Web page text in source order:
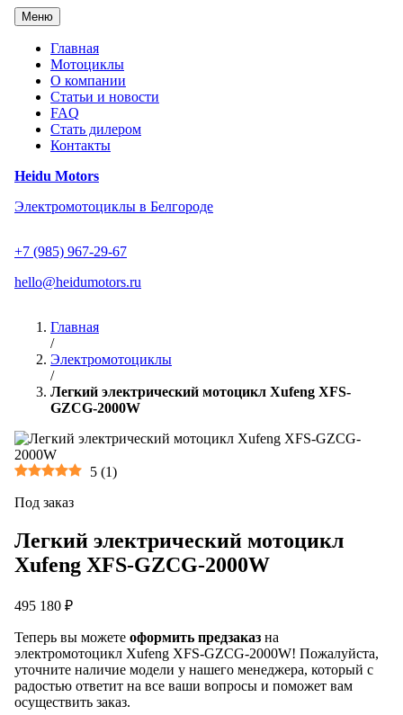
Перейти
содержанию
Heidu Motors
Электромотоциклы в Белгороде
+7 (985) 967-29-67
hello@heidumotors.ru
Меню
Главная
Мотоциклы
О компании
Статьи и новости
FAQ
Стать дилером
Контакты
Главная
/
Электромотоциклы
/
Легкий электрический мотоцикл Xufeng XFS-
GZCG-2000W
5 (1)
Под заказ
Легкий электрический мотоцикл
Xufeng XFS-GZCG-2000W
495 180 ₽
Теперь вы можете оформить предзаказ на
электромотоцикл Xufeng XFS-GZCG-2000W! Пожалуйста,
уточните наличие модели у нашего менеджера, который с
радостью ответит на все ваши вопросы и поможет вам
осуществить заказ.